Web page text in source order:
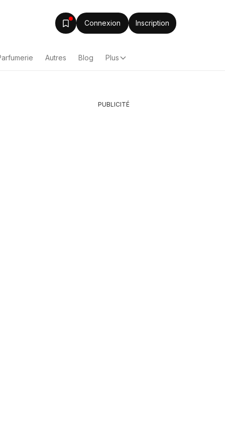
Connexion Inscription
Autres Blog Plus
PUBLICITÉ